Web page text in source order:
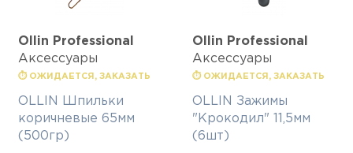
Ollin Professional
Аксессуары
⏱ ОЖИДАЕТСЯ, ЗАКАЗАТЬ
OLLIN Шпильки
коричневые 65мм
(500гр)
Ollin Professional
Аксессуары
⏱ ОЖИДАЕТСЯ, ЗАКАЗАТЬ
OLLIN Зажимы
"Крокодил" 11,5мм
(6шт)